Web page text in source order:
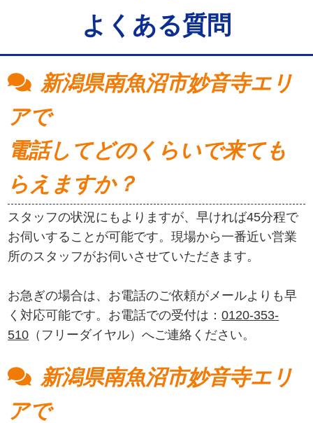
よくある質問
新潟県南魚沼市妙音寺エリ
アで
電話してどのくらいで来ても
らえますか？
スタッフの状況にもよりますが、早ければ45分程で
お伺いすることが可能です。現場から一番近い営業
所のスタッフがお伺いさせていただきます。
お急ぎの場合は、お電話のご依頼がメールよりも早
く対応可能です。お電話での受付は：0120-353-
510 （フリーダイヤル）へご連絡ください。
新潟県南魚沼市妙音寺エリ
アで